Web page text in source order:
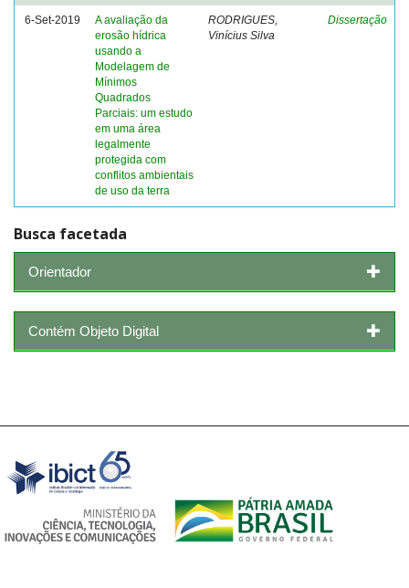
6-Set-2019
A avaliação da
erosão hídrica
usando a
Modelagem de
Mínimos
Quadrados
Parciais: um estudo
em uma área
legalmente
protegida com
conflitos ambientais
de uso da terra
RODRIGUES,
Vinícius Silva
Dissertação
Busca facetada
Orientador
Contém Objeto Digital